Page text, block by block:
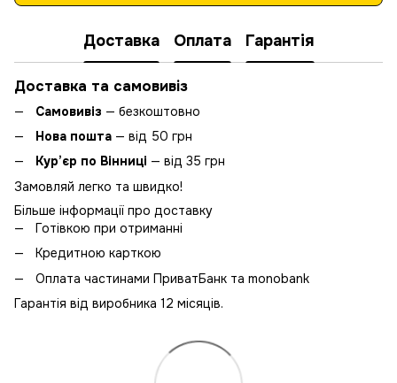
Доставка Оплата Гарантія
Доставка та самовивіз
Самовивіз — безкоштовно
Нова пошта — від 50 грн
Кур’єр по Вінниці — від 35 грн
Замовляй легко та швидко!
Більше інформації про доставку
Готівкою при отриманні
Кредитною карткою
Оплата частинами ПриватБанк та monobank
Гарантія від виробника 12 місяців.